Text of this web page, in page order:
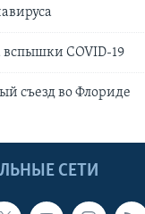
вспышки COVID-19
съезд во Флориде
СЕТИ